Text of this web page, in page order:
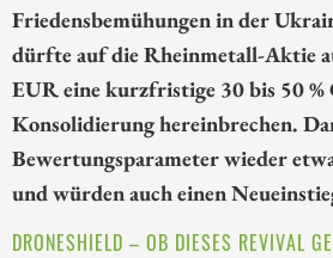
Friedensbemühungen in der
dürfte auf die Rheinmetall-Aktie
EUR eine kurzfristige 30 bis 50
Konsolidierung hereinbrechen.
Bewertungsparameter wieder
und würden auch einen
DRONESHIELD – OB DIESES REVIVAL